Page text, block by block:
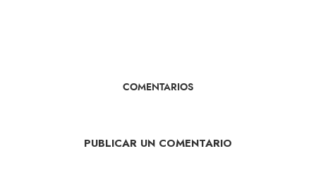
COMENTARIOS
PUBLICAR UN COMENTARIO